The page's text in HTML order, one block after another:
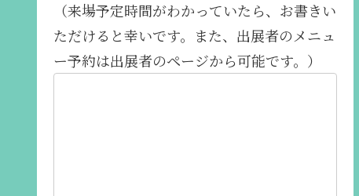
（来場予定時間がわかっていたら、お書きい
ただけると幸いです。また、出展者のメニュ
ー予約は出展者のページから可能です。）